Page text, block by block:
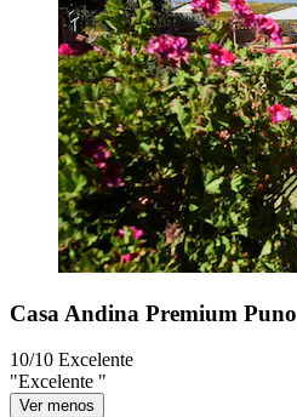
Casa Andina Premium Puno
10/10 Excelente
"Excelente "
Ver menos